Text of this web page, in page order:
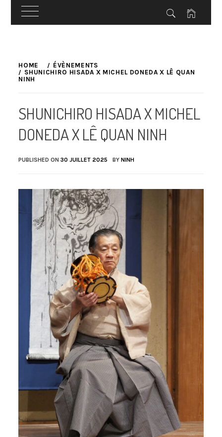
to
content
HOME
ÉVÈNEMENTS
SHUNICHIRO HISADA X MICHEL DONEDA X LÊ QUAN
NINH
SHUNICHIRO HISADA X MICHEL
DONEDA X LÊ QUAN NINH
PUBLISHED ON30 JUILLET 2025 BYNINH